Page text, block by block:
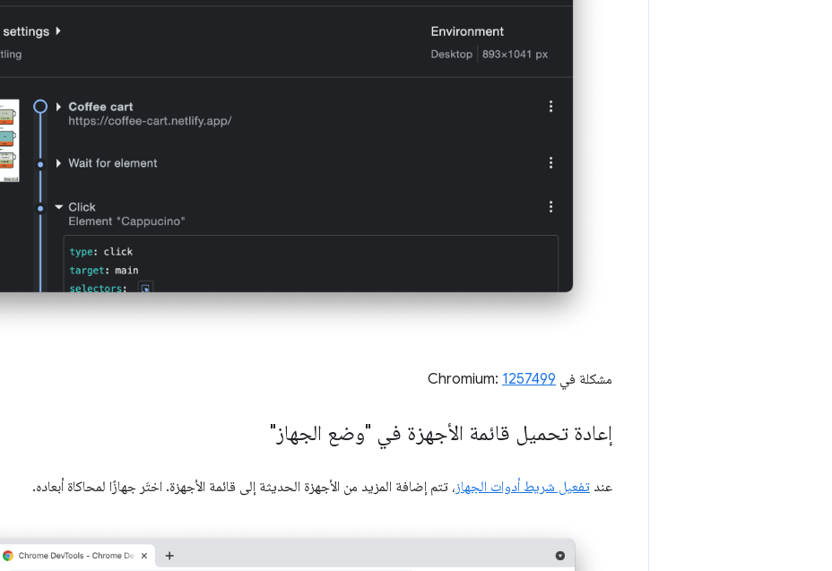
مشكلة في Chromium: 1257499
إعادة تحميل قائمة الأجهزة في "وضع الجهاز"
عند تفعيل شريط أدوات الجهاز، تتم إضافة المزيد من الأجهزة الحديثة إلى قائمة الأجهزة. اختَر جهازًا لمحاكاة أبعاده.